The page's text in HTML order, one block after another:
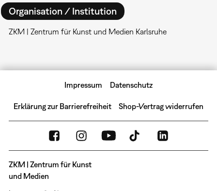
Organisation / Institution
ZKM | Zentrum für Kunst und Medien Karlsruhe
Impressum Datenschutz
Erklärung zur Barrierefreiheit Shop-Vertrag widerrufen
ZKM | Zentrum für Kunst
und Medien